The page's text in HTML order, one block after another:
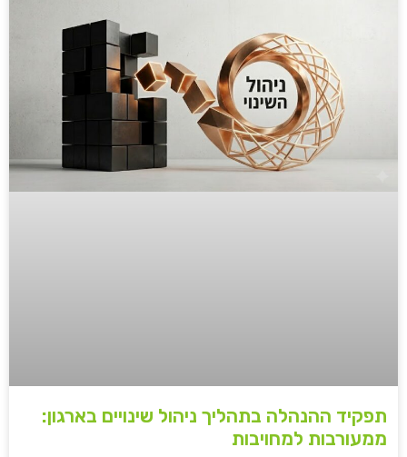
תפקיד ההנהלה בתהליך ניהול שינויים בארגון:
ממעורבות למחויבות